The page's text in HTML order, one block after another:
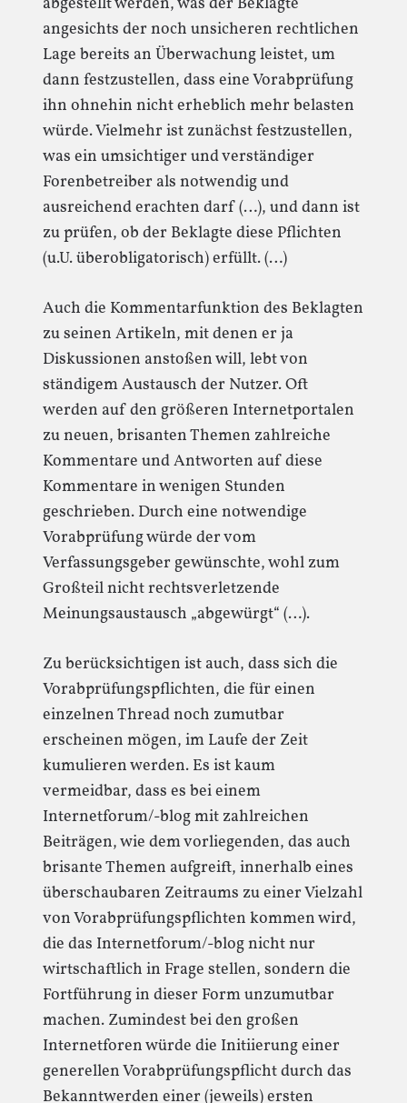
angesichts der noch unsicheren rechtlichen
Lage bereits an Überwachung leistet, um
dann festzustellen, dass eine Vorabprüfung
ihn ohnehin nicht erheblich mehr belasten
würde. Vielmehr ist zunächst festzustellen,
was ein umsichtiger und verständiger
Forenbetreiber als notwendig und
ausreichend erachten darf (…), und dann ist
zu prüfen, ob der Beklagte diese Pflichten
(u.U. überobligatorisch) erfüllt. (…)
Auch die Kommentarfunktion des Beklagten
zu seinen Artikeln, mit denen er ja
Diskussionen anstoßen will, lebt von
ständigem Austausch der Nutzer. Oft
werden auf den größeren Internetportalen
zu neuen, brisanten Themen zahlreiche
Kommentare und Antworten auf diese
Kommentare in wenigen Stunden
geschrieben. Durch eine notwendige
Vorabprüfung würde der vom
Verfassungsgeber gewünschte, wohl zum
Großteil nicht rechtsverletzende
Meinungsaustausch „abgewürgt“ (…).
Zu berücksichtigen ist auch, dass sich die
Vorabprüfungspflichten, die für einen
einzelnen Thread noch zumutbar
erscheinen mögen, im Laufe der Zeit
kumulieren werden. Es ist kaum
vermeidbar, dass es bei einem
Internetforum/-blog mit zahlreichen
Beiträgen, wie dem vorliegenden, das auch
brisante Themen aufgreift, innerhalb eines
überschaubaren Zeitraums zu einer Vielzahl
von Vorabprüfungspflichten kommen wird,
die das Internetforum/-blog nicht nur
wirtschaftlich in Frage stellen, sondern die
Fortführung in dieser Form unzumutbar
machen. Zumindest bei den großen
Internetforen würde die Initiierung einer
generellen Vorabprüfungspflicht durch das
Bekanntwerden einer (jeweils) ersten